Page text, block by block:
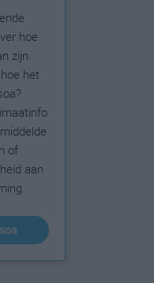
hoe
zijn.
het
of
aan